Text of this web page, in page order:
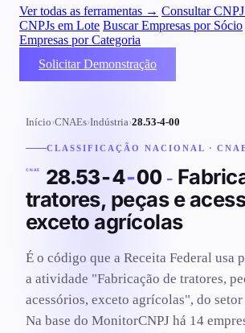
Ver todas as ferramentas → Consultar
CNPJs em Lote Buscar Empresas por Sócio
Empresas por Categoria
Solicitar Demonstração
Início›CNAEs›Indústria›28.53-4-00
CLASSIFICAÇÃO NACIONAL ·
CNAE 28.53-4-00-
tratores, peças e
exceto agrícolas
É o código que a Receita Federal usa
a atividade "Fabricação de tratores,
acessórios, exceto agrícolas", do
Na base do MonitorCNPJ há 14